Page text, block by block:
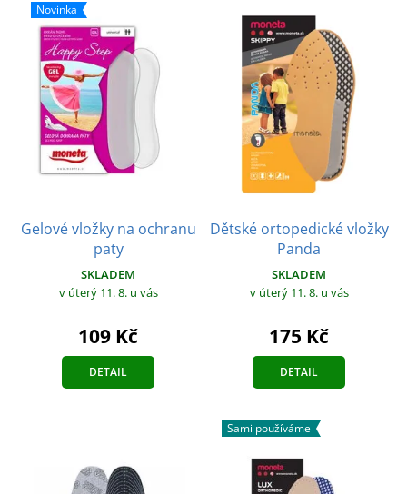
Novinka
Gelové vložky na ochranu
paty
SKLADEM
v úterý 11. 8. u vás
109 Kč
DETAIL
Dětské ortopedické vložky
Panda
SKLADEM
v úterý 11. 8. u vás
175 Kč
DETAIL
Sami používáme